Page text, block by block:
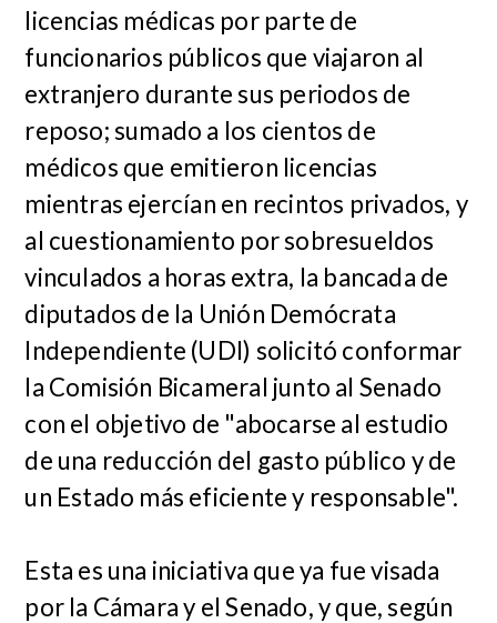
licencias médicas por parte de
funcionarios públicos que viajaron al
extranjero durante sus periodos de
reposo; sumado a los cientos de
médicos que emitieron licencias
mientras ejercían en recintos privados, y
al cuestionamiento por sobresueldos
vinculados a horas extra, la bancada de
diputados de la Unión Demócrata
Independiente (UDI) solicitó conformar
la Comisión Bicameral junto al Senado
con el objetivo de "abocarse al estudio
de una reducción del gasto público y de
un Estado más eficiente y responsable".
Esta es una iniciativa que ya fue visada
por la Cámara y el Senado, y que, según